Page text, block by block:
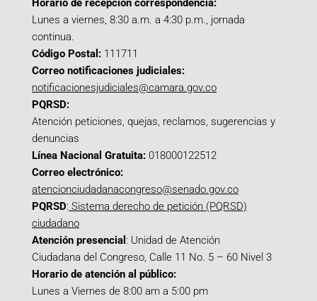
Horario de recepción correspondencia:
Lunes a viernes, 8:30 a.m. a 4:30 p.m., jornada
continua.
Código Postal: 111711
Correo notificaciones judiciales:
notificacionesjudiciales@camara.gov.co
PQRSD:
Atención peticiones, quejas, reclamos, sugerencias y
denuncias
Línea Nacional Gratuita: 018000122512
Correo electrónico:
atencionciudadanacongreso@senado.gov.co
PQRSD: Sistema derecho de petición (PQRSD)
ciudadano
Atención presencial : Unidad de Atención
Ciudadana del Congreso, Calle 11 No. 5 – 60 Nivel 3
Horario de atención al público:
Lunes a Viernes de 8:00 am a 5:00 pm